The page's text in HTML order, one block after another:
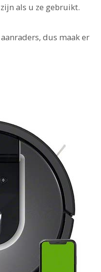
als u ze gebruikt.
dus maak er